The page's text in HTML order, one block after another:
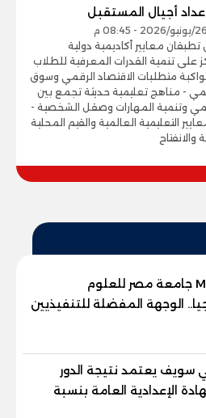
أجيال المستقبل
معايير أكاديمية دولية
على تنمية القدرات المعرفية للطلاب
متطلبات الاقتصاد الرقمي وسوق
- مناهج تعليمية حديثة تجمع بين
وتنمية المهارات وصقل الشخصية -
التعليمية العالمية والقيم المحلية
والانفتاح
برنامج MBA جامعة مصر للعلوم
الوجهة المفضلة للتنفيذيين
لصناعة قادة
سويف يعتمد نتيجة الدور
الإعدادية العامة بنسبة